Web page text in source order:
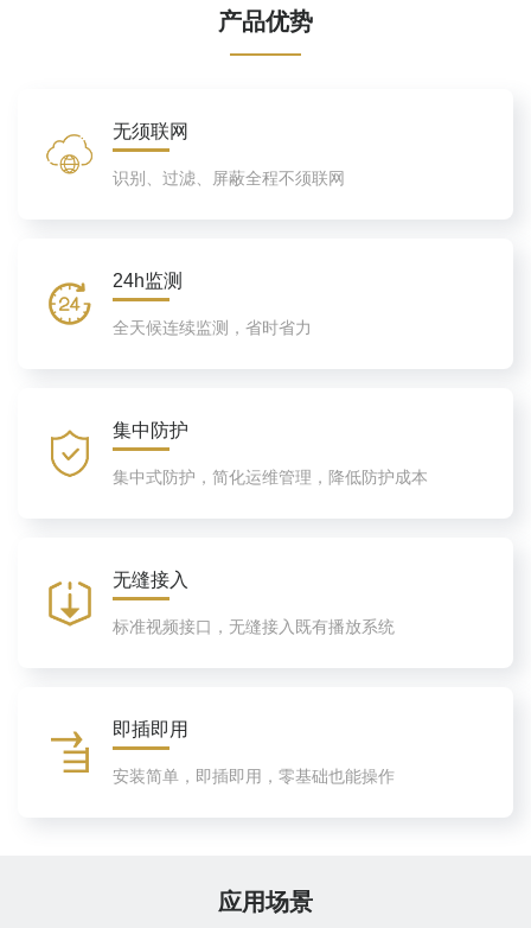
产品优势
无须联网
识别、过滤、屏蔽全程不须联网
24h监测
全天候连续监测，省时省力
集中防护
集中式防护，简化运维管理，降低防护成本
无缝接入
标准视频接口，无缝接入既有播放系统
即插即用
安装简单，即插即用，零基础也能操作
应用场景